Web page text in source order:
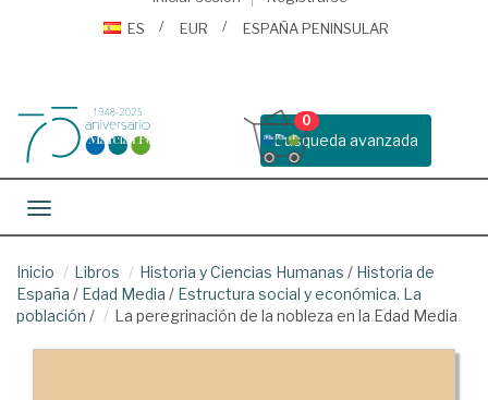
ES
EUR ESPAÑA PENINSULAR
Busqueda avanzada
0
Toggle navigation
Inicio Libros Historia y Ciencias Humanas / Historia de
España / Edad Media / Estructura social y económica. La
población / La peregrinación de la nobleza en la Edad Media